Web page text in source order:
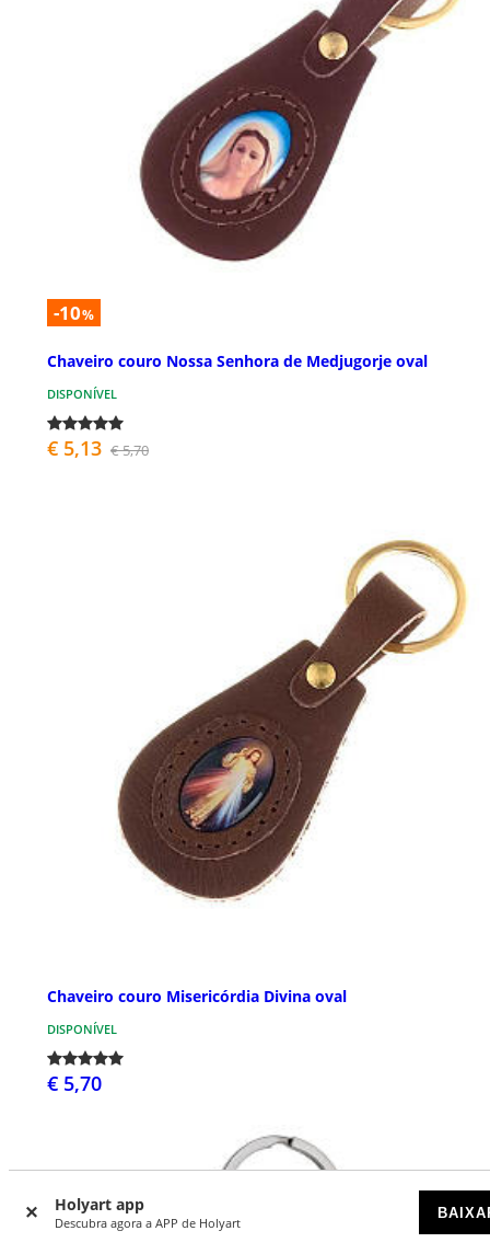
Holyart app
Descubra agora a APP de Holyart
-10%
Chaveiro couro Nossa Senhora de Medjugorje oval
DISPONÍVEL
€ 5,13 € 5,70
Chaveiro couro Misericórdia Divina oval
DISPONÍVEL
€ 5,70